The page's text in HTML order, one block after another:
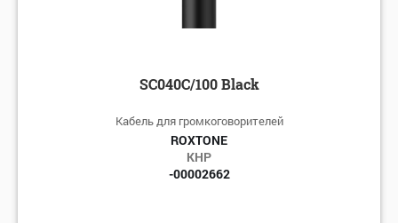
SC040C/100 Black
Кабель для громкоговорителей
ROXTONE
КНР
-00002662